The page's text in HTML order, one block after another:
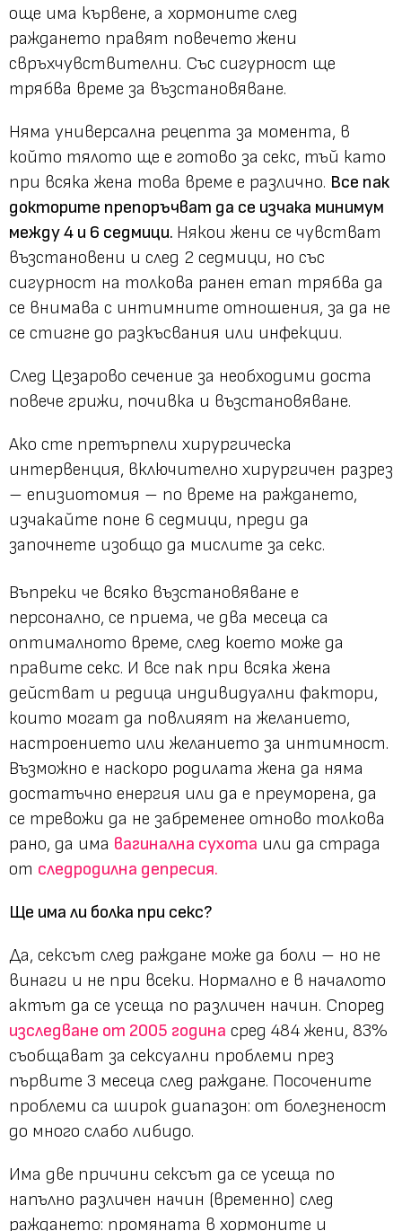
още има кървене, а хормоните след
раждането правят повечето жени
свръхчувствителни. Със сигурност ще
трябва време за възстановяване.
Няма универсална рецепта за момента, в
който тялото ще е готово за секс, тъй като
при всяка жена това време е различно. Все пак
докторите препоръчват да се изчака минимум
между 4 и 6 седмици. Някои жени се чувстват
възстановени и след 2 седмици, но със
сигурност на толкова ранен етап трябва да
се внимава с интимните отношения, за да не
се стигне до разкъсвания или инфекции.
След Цезарово сечение за необходими доста
повече грижи, почивка и възстановяване.
Ако сте претърпели хирургическа
интервенция, включително хирургичен разрез
– епизиотомия – по време на раждането,
изчакайте поне 6 седмици, преди да
започнете изобщо да мислите за секс.
Въпреки че всяко възстановяване е
персонално, се приема, че два месеца са
оптималното време, след което може да
правите секс. И все пак при всяка жена
действат и редица индивидуални фактори,
които могат да повлияят на желанието,
настроението или желанието за интимност.
Възможно е наскоро родилата жена да няма
достатъчно енергия или да е преуморена, да
се тревожи да не забременее отново толкова
рано, да има вагинална сухота или да страда
от следродилна депресия.
Ще има ли болка при секс?
Да, сексът след раждане може да боли – но не
винаги и не при всеки. Нормално е в началото
актът да се усеща по различен начин. Според
изследване от 2005 година сред 484 жени, 83%
съобщават за сексуални проблеми през
първите 3 месеца след раждане. Посочените
проблеми са широк диапазон: от болезненост
до много слабо либидо.
Има две причини сексът да се усеща по
напълно различен начин (временно) след
раждането: промяната в хормоните и